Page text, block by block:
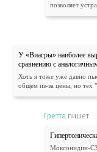
позволяет
У «Виагры» наиболее
сравнению с
Хоть я тоже уже давно
общем из-за цены, но тех
Гретта пишет:
Моксонидин-